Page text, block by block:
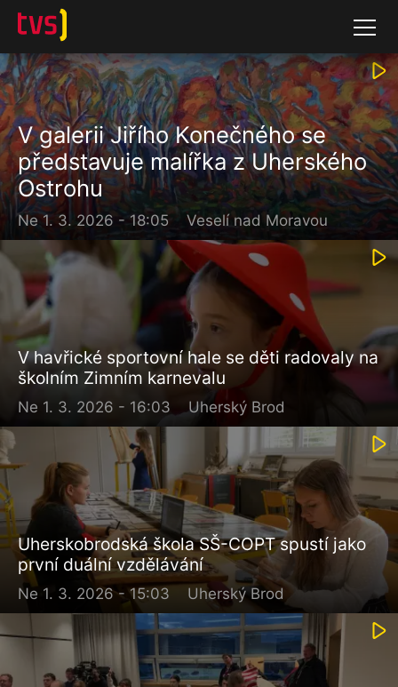
Přejít
k
hlavnímu
obsahu
Submenu
V galerii Jiřího Konečného se
představuje malířka z Uherského
Ostrohu
Ne 1. 3. 2026 - 18:05 Veselí nad Moravou
V havřické sportovní hale se děti radovaly na
školním Zimním karnevalu
Ne 1. 3. 2026 - 16:03 Uherský Brod
Uherskobrodská škola SŠ-COPT spustí jako
první duální vzdělávání
Ne 1. 3. 2026 - 15:03 Uherský Brod